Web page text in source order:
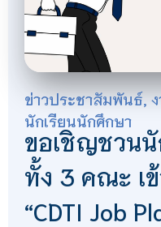
ข่าวประชาสัมพันธ์,
นักเรียนนักศึกษา
ขอเชิญชวน
ทั้ง 3 คณะ เ
“CDTI Job